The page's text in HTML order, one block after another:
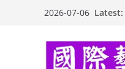
2026-07-06 Latest: